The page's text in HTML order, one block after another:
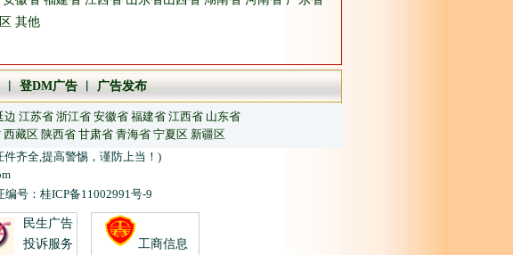
其他
登DM广告 广告发布
边 江苏省 浙江省 安徽省 福建省 江西省 山东省
西藏区 陕西省 甘肃省 青海省 宁夏区 新疆区
齐全,提高警惕，谨防上当！)
号：桂ICP备11002991号-9
民生广告
投诉服务
工商信息